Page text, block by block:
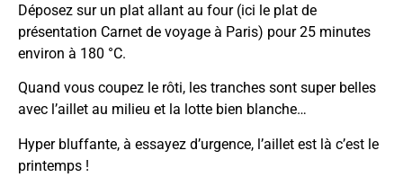
Déposez sur un plat allant au four (ici le plat de
présentation Carnet de voyage à Paris) pour 25 minutes
environ à 180 °C.
Quand vous coupez le rôti, les tranches sont super belles
avec l’aillet au milieu et la lotte bien blanche…
Hyper bluffante, à essayez d’urgence, l’aillet est là c’est le
printemps !